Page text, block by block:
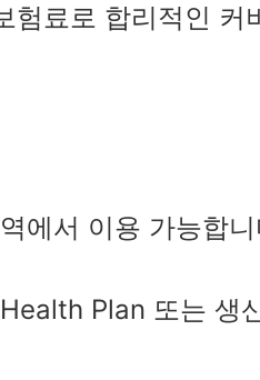
험료로 합리적인 커
에서 이용 가능합니
Plan 또는 생